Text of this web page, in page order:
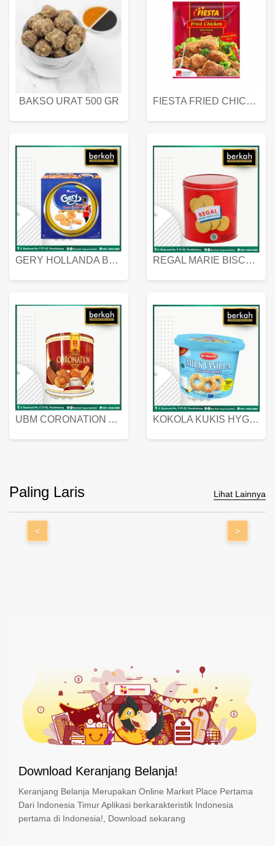
BAKSO URAT 500 GR FIESTA FRIED CHICKEN 500 GR
GERY HOLLANDA BUTTER COOKIES 450 GRAM REGAL MARIE BISCUIT KALENG 550 GRAM
UBM CORONATION ASSORTED BISKUIT KALENG 450 GRAM KOKOLA KUKIS HYGIENIC MILK VANILLA PACK 320 GR
Paling Laris Lihat Lainnya
< >
Download Keranjang Belanja!
Keranjang Belanja Merupakan Online Market Place Pertama
Dari Indonesia Timur Aplikasi berkarakteristik Indonesia
pertama di Indonesia!, Download sekarang